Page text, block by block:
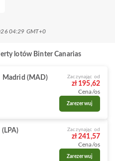
04:29 GMT+0
lotów Binter Canarias
Madrid (MAD) Zaczynając od
zł 195,62
Cena/os
Zarezerwuj
(LPA) Zaczynając od
zł 241,57
Cena/os
Zarezerwuj